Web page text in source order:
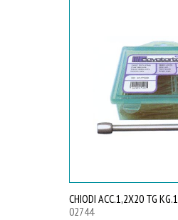
CHIODI ACC.1,2X20 TG KG.1
02744